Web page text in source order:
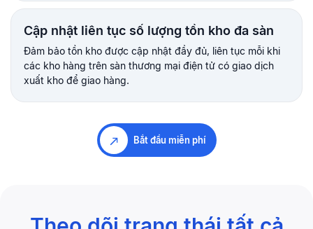
Cập nhật liên tục số lượng tồn kho đa sàn
Đảm bảo tồn kho được cập nhật đầy đủ, liên tục mỗi khi
các kho hàng trên sàn thương mại điện tử có giao dịch
xuất kho để giao hàng.
Bắt đầu miễn phí